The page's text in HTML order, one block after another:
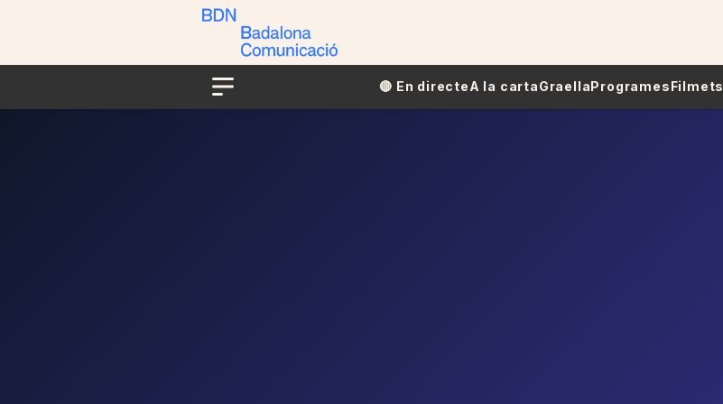
Menu
🔴​​ En directeA la cartaGraellaProgramesFilmets